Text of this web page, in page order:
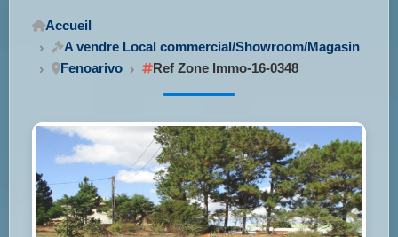
Accueil
A vendre Local commercial/Showroom/Magasin
Fenoarivo
Ref Zone Immo-16-0348